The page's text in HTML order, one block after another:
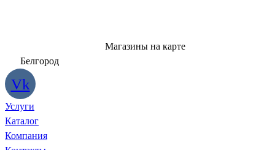
Магазины на карте
Белгород
Vk
Услуги
Каталог
Компания